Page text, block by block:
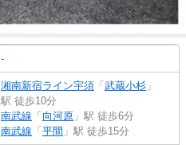
-
湘南新宿ライン宇須 「 武蔵小杉 」
駅 徒歩10分
南武線 「 向河原 」駅 徒歩6分
南武線 「 平間 」駅 徒歩15分